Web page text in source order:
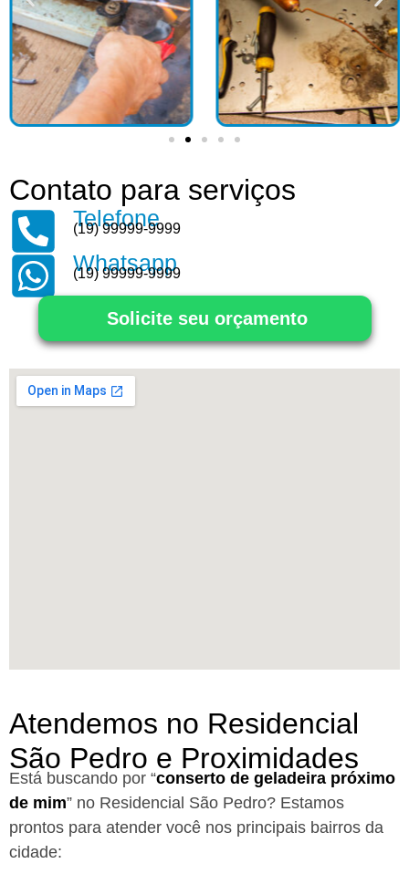
Contato para serviços
Telefone
(19) 99999-9999
Whatsapp
(19) 99999-9999
Solicite seu orçamento
Atendemos no Residencial
São Pedro e Proximidades
Está buscando por “conserto de geladeira próximo
de mim” no Residencial São Pedro? Estamos
prontos para atender você nos principais bairros da
cidade: